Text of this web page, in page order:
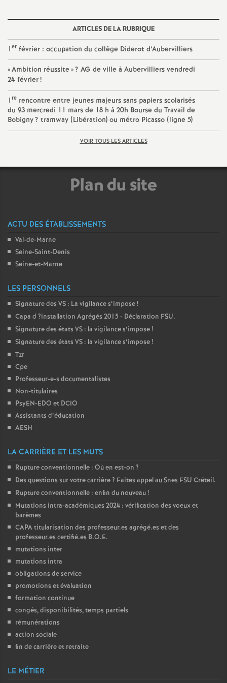
é
O
r
l
é
n
T
r
ARTICLES DE LA RUBRIQUE
1er février : occupation du collège Diderot d’Aubervilliers
«Ambition réussite»? AG de ville à Aubervilliers vendredi
24 février!
1 re rencontre entre jeunes majeurs sans papiers scolarisés
du 93 mercredi 11 mars de 18 h à 20h Bourse du Travail de
Bobigny? tramway (Libération) ou métro Picasso (ligne 5)
VOIR TOUS LES ARTICLES
Plan du site
ACTU DES ÉTABLISSEMENTS
Val-de-Marne
Seine-Saint-Denis
Seine-et-Marne
LES PERSONNELS
Signature des VS : La vigilance s’impose!
Capa d ?installation Agrégés 2015 - Déclaration FSU.
Signature des états VS : la vigilance s’impose!
Signature des états VS : la vigilance s’impose!
Tzr
Cpe
Professeur-e-s documentalistes
Non-titulaires
PsyEN-EDO et DCIO
Assistants d’éducation
AESH
LA CARRIÈRE ET LES MUTS
Rupture conventionnelle : Où en est-on ?
Des questions sur votre carrière? Faites appel au Snes FSU Créteil.
Rupture conventionnelle : enfin du nouveau!
Mutations intra-académiques 2024 : vérification des voeux et
barèmes
CAPAtitularisation des professeur.es agrégé.es et des
professeur.es certifié.es B.O.E.
mutations inter
mutations intra
obligations de service
promotions et évaluation
formation continue
congés, disponibilités, temps partiels
rémunérations
action sociale
fin de carrière et retraite
LE MÉTIER